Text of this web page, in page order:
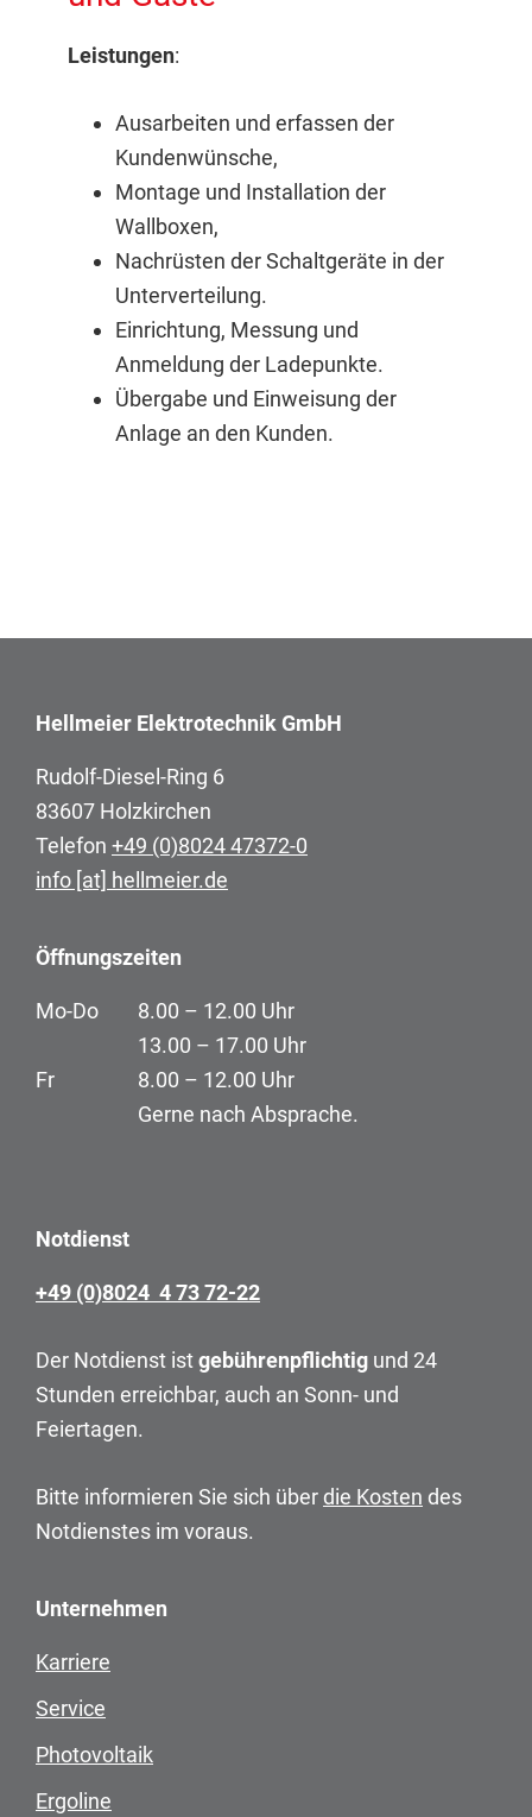
Leistungen:
Ausarbeiten und erfassen der
Kundenwünsche,
Montage und Installation der
Wallboxen,
Nachrüsten der Schaltgeräte in der
Unterverteilung.
Einrichtung, Messung und
Anmeldung der Ladepunkte.
Übergabe und Einweisung der
Anlage an den Kunden.
Footer
Hellmeier Elektrotechnik GmbH
Rudolf-Diesel-Ring 6
83607 Holzkirchen
Telefon +49 (0)8024 47372-0
info [at] hellmeier.de
Öffnungszeiten
Mo-Do
8.00 – 12.00 Uhr
13.00 – 17.00 Uhr
Fr
8.00 – 12.00 Uhr
Gerne nach Absprache.
Notdienst
+49 (0)8024 4 73 72-22
Der Notdienst istgebührenpflichtig und 24
Stunden erreichbar, auch an Sonn- und
Feiertagen.
Bitte informieren Sie sich über die Kosten des
Notdienstes im voraus.
Unternehmen
Karriere
Service
Photovoltaik
Ergoline